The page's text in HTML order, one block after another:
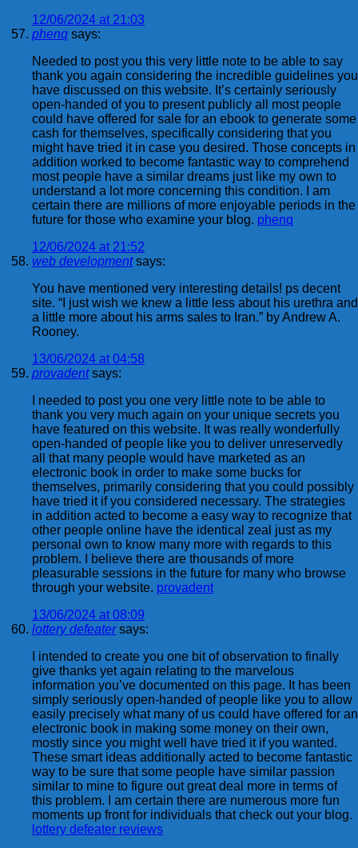
12/06/2024 at 21:03
phenq says:
Needed to post you this very little note to be able to say
thank you again considering the incredible guidelines you
have discussed on this website. It’s certainly seriously
open-handed of you to present publicly all most people
could have offered for sale for an ebook to generate some
cash for themselves, specifically considering that you
might have tried it in case you desired. Those concepts in
addition worked to become fantastic way to comprehend
most people have a similar dreams just like my own to
understand a lot more concerning this condition. I am
certain there are millions of more enjoyable periods in the
future for those who examine your blog. phenq
12/06/2024 at 21:52
web development says:
You have mentioned very interesting details! ps decent
site. “I just wish we knew a little less about his urethra and
a little more about his arms sales to Iran.” by Andrew A.
Rooney.
13/06/2024 at 04:58
provadent says:
I needed to post you one very little note to be able to
thank you very much again on your unique secrets you
have featured on this website. It was really wonderfully
open-handed of people like you to deliver unreservedly
all that many people would have marketed as an
electronic book in order to make some bucks for
themselves, primarily considering that you could possibly
have tried it if you considered necessary. The strategies
in addition acted to become a easy way to recognize that
other people online have the identical zeal just as my
personal own to know many more with regards to this
problem. I believe there are thousands of more
pleasurable sessions in the future for many who browse
through your website. provadent
13/06/2024 at 08:09
lottery defeater says:
I intended to create you one bit of observation to finally
give thanks yet again relating to the marvelous
information you’ve documented on this page. It has been
simply seriously open-handed of people like you to allow
easily precisely what many of us could have offered for an
electronic book in making some money on their own,
mostly since you might well have tried it if you wanted.
These smart ideas additionally acted to become fantastic
way to be sure that some people have similar passion
similar to mine to figure out great deal more in terms of
this problem. I am certain there are numerous more fun
moments up front for individuals that check out your blog.
lottery defeater reviews